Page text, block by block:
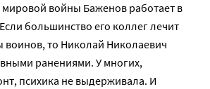
войны Баженов работает в
большинство его коллег лечит
воинов, то Николай Николаевич
ранениями. У многих,
психика не выдерживала. И